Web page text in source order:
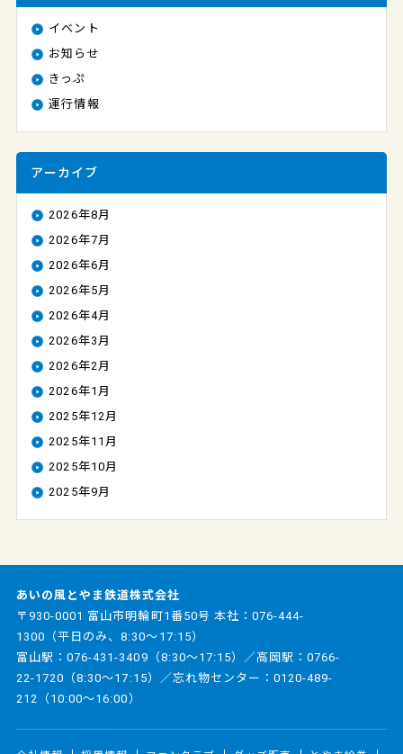
イベント
お知らせ
きっぷ
運行情報
アーカイブ
2026年8月
2026年7月
2026年6月
2026年5月
2026年4月
2026年3月
2026年2月
2026年1月
2025年12月
2025年11月
2025年10月
2025年9月
あいの風とやま鉄道株式会社
〒930-0001 富山市明輪町1番50号 本社： 076-444-
1300 （平日のみ、8:30～17:15）
富山駅：076-431-3409 （8:30～17:15）／高岡駅：0766-
22-1720 （8:30～17:15）／忘れ物センター：0120-489-
212 （10:00～16:00）